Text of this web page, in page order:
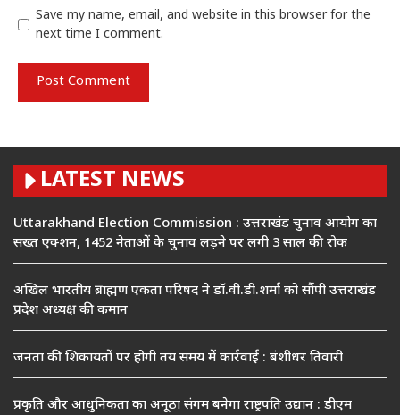
Save my name, email, and website in this browser for the
next time I comment.
LATEST NEWS
Uttarakhand Election Commission : उत्तराखंड चुनाव आयोग का
सख्त एक्शन, 1452 नेताओं के चुनाव लड़ने पर लगी 3 साल की रोक
अखिल भारतीय ब्राह्मण एकता परिषद ने डॉ.वी.डी.शर्मा को सौंपी उत्तराखंड
प्रदेश अध्यक्ष की कमान
जनता की शिकायतों पर होगी तय समय में कार्रवाई : बंशीधर तिवारी
प्रकृति और आधुनिकता का अनूठा संगम बनेगा राष्ट्रपति उद्यान : डीएम